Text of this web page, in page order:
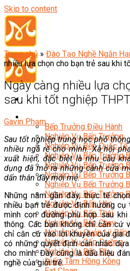
Skip to content
Đầu Bếp
Bếp Trưởng Điều Hành
Nghiệp Vụ Bếp Trưởng
Nghiệp Vụ Bếp Quốc Tế
Nghiệp Vụ Bếp Trưởng
Nghiệp Vụ Bếp Trưởng
Nghiệp Vụ Bếp Trưởng
Nghiệp Vụ Bếp Trưởng
Nghiệp Vụ Bếp Trưởng
Nghiệp Vụ Bếp Hàn
Nghiệp Vụ Bếp Thái
Nghiệp Vụ Bếp Chay
Nghiệp Vụ Quản Lý Bếp
Nghiệp Vụ Cấp Dưỡng
Nghiệp Vụ Bếp Phụ
Điểm Tâm Hồng Kông
Trang chủ » Đào Tạo Nghề Ngắn
nhiều lựa chọn cho bạn trẻ sau khi
Ngày càng nhiều lựa
sau khi tốt nghiệp THPT
Gavin Phạm
Sau tốt nghiệp trung học phổ
nhiều ngã rẽ cho mình. Xã hội
xuất hiện, đặc biệt là nhu cầu
dụng đã mở ra những cánh cửa
dấn thân đầy mới mẻ.
Những năm gần đây, thực tế
nhiều bạn trẻ được định hướng cụ
mình con đường phù hợp sau
thông. Các bạn không chỉ căn cứ
chỉ căn cứ vào lời khuyên của gia
có những quyết định cân nhắc
cho mình. Đây cũng là dấu hiệu
nghề của giới trẻ.